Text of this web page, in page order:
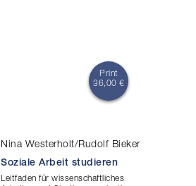
Print
36,00 €
Nina Westerholt/Rudolf Bieker
Soziale Arbeit studieren
Leitfaden für wissenschaftliches